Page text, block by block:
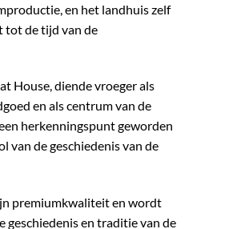
en het landhuis zelf
tot de tijd van de
House, diende vroeger als
en als centrum van de
herkenningspunt geworden
van de geschiedenis van de
premiumkwaliteit en wordt
geschiedenis en traditie van de